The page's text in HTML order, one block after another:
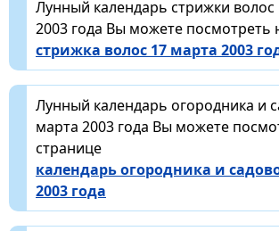
Лунный календарь стрижки волос
2003 года Вы можете посмотреть
стрижка волос 17 марта 2003
Лунный календарь огородника и
марта 2003 года Вы можете
странице
календарь огородника и
2003 года